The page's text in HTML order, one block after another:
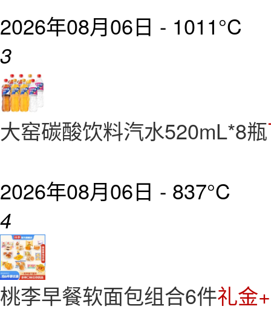
2026年08月06日 - 1011°C
3
大窑碳酸饮料汽水520mL*8瓶
2026年08月06日 - 837°C
4
桃李早餐软面包组合6件礼金